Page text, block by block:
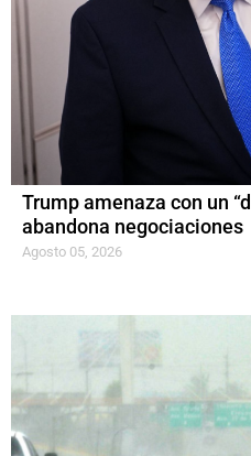
Trump amenaza con un
abandona negociaciones
Agosto 05, 2026